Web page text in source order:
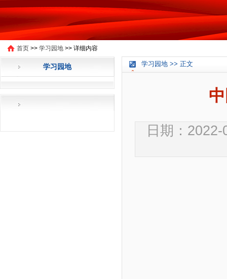
首页 >> 学习园地 >> 详细内容
学习园地 学习园地 >> 正文
日期：